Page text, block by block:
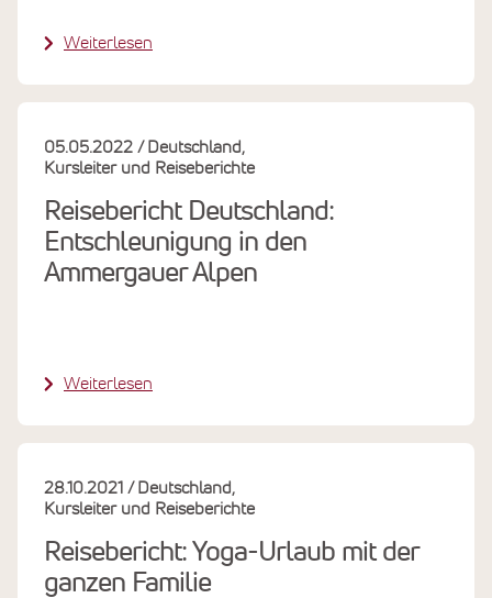
Weiterlesen
Reisebericht Deutschland:
Entschleunigung in den
Ammergauer Alpen
05.05.2022
Deutschland
Kursleiter und Reiseberichte
Weiterlesen
Reisebericht: Yoga-Urlaub mit der
ganzen Familie
28.10.2021
Deutschland
Kursleiter und Reiseberichte